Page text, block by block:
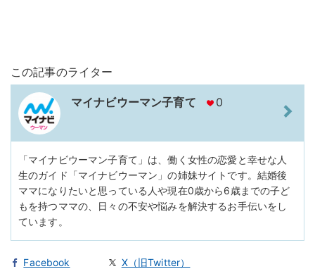
この記事のライター
マイナビウーマン子育て 0
「マイナビウーマン子育て」は、働く女性の恋愛と幸せな人
生のガイド「マイナビウーマン」の姉妹サイトです。結婚後
ママになりたいと思っている人や現在0歳から6歳までの子ど
もを持つママの、日々の不安や悩みを解決するお手伝いをし
ています。
Facebook X（旧Twitter）